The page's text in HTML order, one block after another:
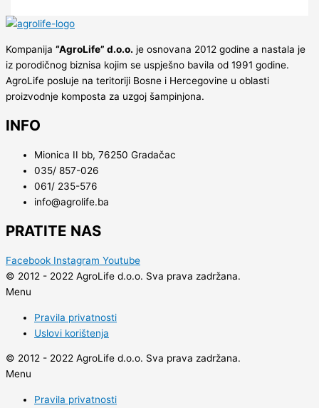
Kompanija “AgroLife” d.o.o. je osnovana 2012 godine a nastala je
iz porodičnog biznisa kojim se uspješno bavila od 1991 godine.
AgroLife posluje na teritoriji Bosne i Hercegovine u oblasti
proizvodnje komposta za uzgoj šampinjona.
INFO
Mionica II bb, 76250 Gradačac
035/ 857-026
061/ 235-576
info@agrolife.ba
PRATITE NAS
Facebook Instagram Youtube
© 2012 - 2022 AgroLife d.o.o. Sva prava zadržana.
Menu
Pravila privatnosti
Uslovi korištenja
© 2012 - 2022 AgroLife d.o.o. Sva prava zadržana.
Menu
Pravila privatnosti